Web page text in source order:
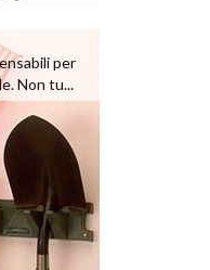
per
Non tu...